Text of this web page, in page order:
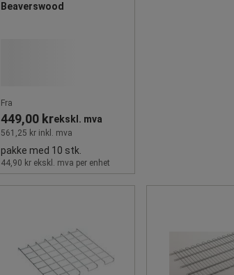
Beaverswood
Fra
449,00 krekskl. mva
561,25 kr inkl. mva
pakke med 10 stk.
44,90 kr ekskl. mva per enhet